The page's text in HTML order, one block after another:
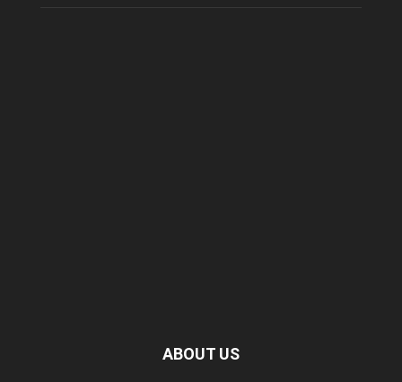
ABOUT US